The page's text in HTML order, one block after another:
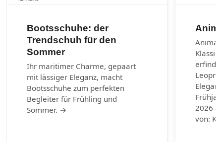
Bootsschuhe: der
Trendschuh für den
Sommer
Ihr maritimer Charme, gepaart
mit lässiger Eleganz, macht
Bootsschuhe zum perfekten
Begleiter für Frühling und
Sommer. →
2026
von: